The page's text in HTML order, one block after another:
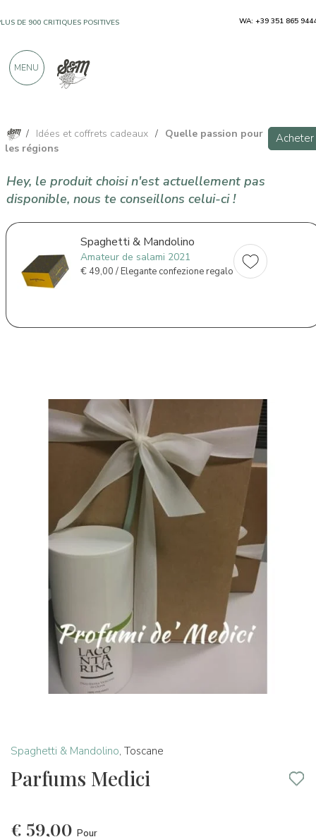
/ Idées et coffrets cadeaux / Quelle passion pour
les régions
Acheter
Hey, le produit choisi n'est actuellement pas
disponible, nous te conseillons celui-ci !
Spaghetti & Mandolino
Amateur de salami 2021
€49,00 / Elegante confezione regalo
Spaghetti & Mandolino, Toscane
Parfums Medici
€ 59,00 Pour
DE 900 CRITIQUES POSITIVES WA: +39 351 865
MENU